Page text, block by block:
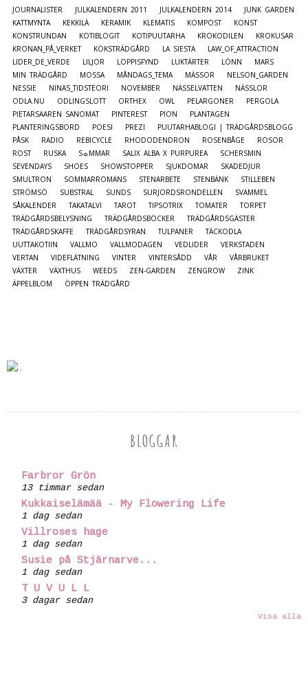
JOURNALISTER
JULKALENDERN 2011 JULKALENDERN 2014
JUNK GARDEN
KATTMYNTA
KEKKILÄ KERAMIK KLEMATIS KOMPOST
KONST
KONSTRUNDAN
KOTIBLOGIT KOTIPUUTARHA KROKODILEN
KROKUSAR
KRONAN_PÅ_VERKET
KÖKSTRÄDGÅRD LA SIESTA
LAW_OF_ATTRACTION
LIDER_DE_VERDE
LILJOR LOPPISFYND LUKTÄRTER LÖNN
MARS
MIN TRÄDGÅRD
MOSSA MÅNDAGS_TEMA MÄSSOR
NELSON_GARDEN
NESSIE
NINAS_TIDSTEORI NOVEMBER NÄSSELVATTEN
NÄSSLOR
ODLA.NU
ODLINGSLOTT ORTHEX OWL PELARGONER
PERGOLA
PIETARSAAREN SANOMAT
PINTEREST PION
PLANTAGEN
PLANTERINGSBORD
POESI PREZI
PUUTARHABLOGI | TRÄDGÅRDSBLOGG
PÅSK
RADIO REBICYCLE RHODODENDRON ROSENBÅGE
ROSOR
ROST
RUSKA S☼MMAR SALIX ALBA X PURPUREA
SCHERSMIN
SEVENDAYS
SHOES SHOWSTOPPER SJUKDOMAR
SKADEDJUR
SMULTRON
SOMMARROMANS STENARBETE STENBÄNK
STILLEBEN
STRÖMSÖ
SUBSTRAL SUNDS SURJORDSRONDELLEN
SVAMMEL
SÅKALENDER
TAKATALVI TAROT TIPSOTRIX TOMATER
TORPET
TRÄDGÅRDSBELYSNING
TRÄDGÅRDSBÖCKER
TRÄDGÅRDSGÄSTER
TRÄDGÅRDSKAFFE
TRÄDGÅRDSYRAN TULPANER
TÄCKODLA
UUTTAKOTIIN
VALLMO VALLMODAGEN VEDLIDER
VERKSTADEN
VERTAN
VIDEFLÄTNING VINTER VINTERSÅDD VÅR
VÅRBRUKET
VÄXTER
VÄXTHUS WEEDS ZEN-GARDEN ZENGROW
ZINK
ÄPPELBLOM
ÖPPEN TRÄDGÅRD
BLOGGAR
Farbror Grön
13 timmar sedan
Kukkaiselämää - My Flowering Life
1 dag sedan
Villroses hage
1 dag sedan
Susie på Stjärnarve...
1 dag sedan
T U V U L L
3 dagar sedan
Visa alla